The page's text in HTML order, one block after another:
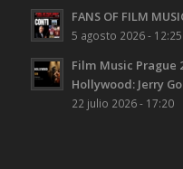
FANS OF FILM
5 agosto 2026 - 12:25
Film Music Prague
Hollywood: Jerry
22 julio 2026 - 17:20